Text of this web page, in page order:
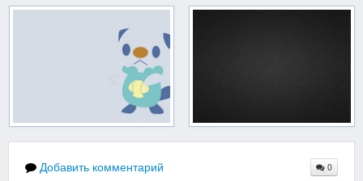
Добавить комментарий 0